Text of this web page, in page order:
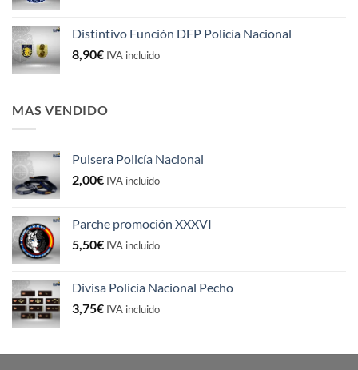
Distintivo Función DFP Policía Nacional
8,90€ IVA incluido
MAS VENDIDO
Pulsera Policía Nacional
2,00€ IVA incluido
Parche promoción XXXVI
5,50€ IVA incluido
Divisa Policía Nacional Pecho
3,75€ IVA incluido